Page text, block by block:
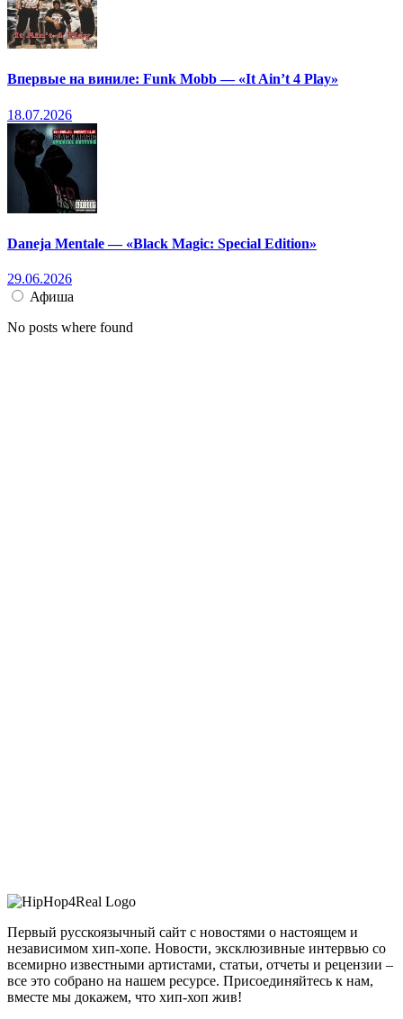
Впервые на виниле: Funk Mobb — «It Ain’t 4 Play»
18.07.2026
Daneja Mentale — «Black Magic: Special Edition»
29.06.2026
Афиша
No posts where found
Первый русскоязычный сайт с новостями о настоящем и
независимом хип-хопе. Новости, эксклюзивные интервью со
всемирно известными артистами, статьи, отчеты и рецензии –
все это собрано на нашем ресурсе. Присоединяйтесь к нам,
вместе мы докажем, что хип-хоп жив!